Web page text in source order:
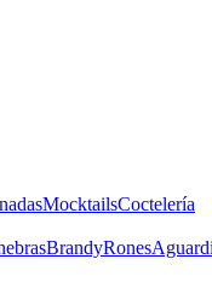
MocktailsCoctelería
BrandyRones